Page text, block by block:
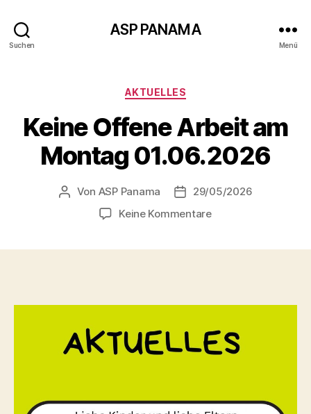
Suchen
ASP PANAMA
Menü
Kategorien
AKTUELLES
Keine Offene Arbeit am
Montag 01.06.2026
Beitragsautor
Von ASP Panama Beitragsdatum
29/05/2026
Keine Kommentarezu
01.06.2026